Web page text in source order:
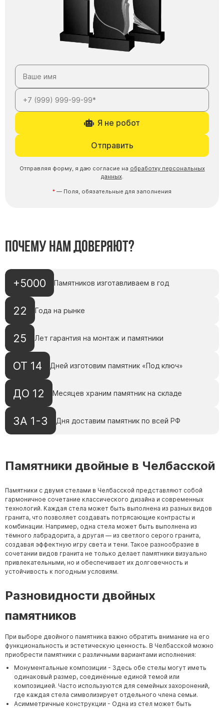
Я не робот
Отправить
Отправляя форму, я даю согласие на обработку персональных
данных.
— Поля, обязательные для заполнения
Почему нам доверяют?
+5000 Памятников изготавливаем в год
22 Года на рынке
25 Лет гарантия на монтаж и памятники
ОТ 14 Дней изготовим памятник «Под ключ»
ДО 12 Месяцев храним памятник на складе
ЗА 1-3 Дня доставим памятник по всей РФ
Памятники двойные в Челбасской
Памятники с двумя стелами в Челбасской представляют собой
гармоничное сочетание классического дизайна и современных
технологий. Каждая стела может быть выполнена из разных видов
гранита, что позволяет создавать потрясающие контрасты и
комбинации. Например, одна стела может быть выполнена из
тёмного лабрадорита, а другая — из светлого серого гранита,
создавая эффектную игру света и тени. Такое разнообразие в
сочетании видов гранита не только делает памятники визуально
привлекательными, но и обеспечивает их долговечность и
устойчивость к погодным условиям.
Разновидности двойных
памятников
При выборе двойного памятника важно обратить внимание на его
функциональность и эстетическую ценность. В Челбасской можно
приобрести памятники с различными вариантами исполнения:
Монументальные композиции - Здесь обе стелы могут иметь
одинаковый размер, соединённые единой темой или
композицией. Часто используются для семейных захоронений,
где каждая стела символизирует отдельного члена семьи.
Асимметричные конструкции - Одна из стел может быть